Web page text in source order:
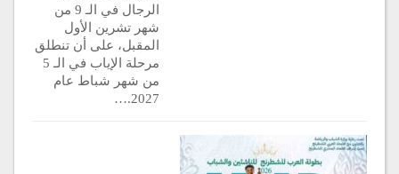
الرجال في الـ 9 من
شهر تشرين الأول
المقبل، على أن تنطلق
مرحلة الإياب في الـ 5
من شهر شباط عام
2027.…